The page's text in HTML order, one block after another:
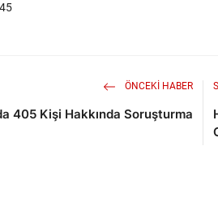
ÖNCEKI HABER
405 Kişi Hakkında Soruşturma